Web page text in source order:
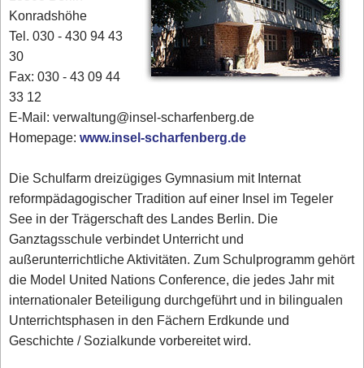
Konradshöhe
Tel. 030 - 430 94 43
30
Fax: 030 - 43 09 44
33 12
E-Mail: verwaltung@insel-scharfenberg.de
Homepage:www.insel-scharfenberg.de
Die Schulfarm dreizügiges Gymnasium mit Internat
reformpädagogischer Tradition auf einer Insel im Tegeler
See in der Trägerschaft des Landes Berlin. Die
Ganztagsschule verbindet Unterricht und
außerunterrichtliche Aktivitäten. Zum Schulprogramm gehört
die Model United Nations Conference, die jedes Jahr mit
internationaler Beteiligung durchgeführt und in bilingualen
Unterrichtsphasen in den Fächern Erdkunde und
Geschichte / Sozialkunde vorbereitet wird.